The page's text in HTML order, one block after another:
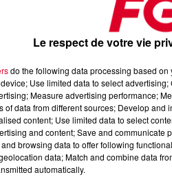
2025
, 📱 et sur l’Application FG
Le respect de votre vie
do the following data processing based
Use limited data to select
Measure advertising performance;
of data from different sources; Develop
content; Use limited data to select
and content; Save and communicate
browsing data to offer following
data; Match and combine data
automatically.